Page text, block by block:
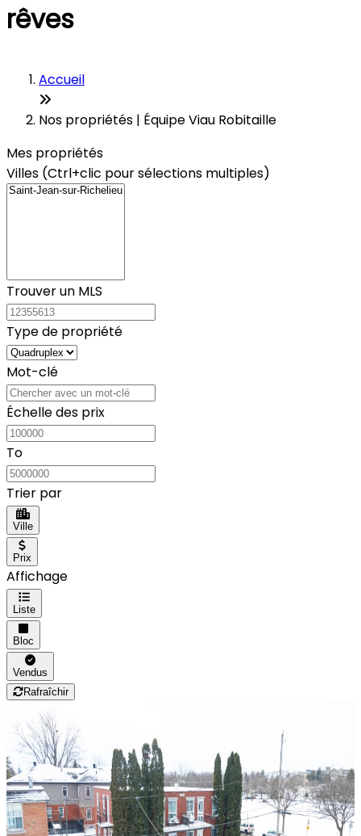
rêves
Accueil
Nos propriétés | Équipe Viau Robitaille
Mes propriétés
Villes (Ctrl+clic pour sélections multiples)
Trouver un MLS
Type de propriété
Mot-clé
Échelle des prix
To
Trier par
Ville
Prix
Affichage
Liste
Bloc
Vendus
Rafraîchir